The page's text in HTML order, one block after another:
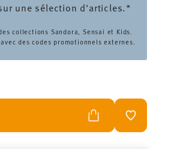
une sélection d'articles.*
collections Sandora, Sensai et Kids.
des codes promotionnels externes.
LISTE DE